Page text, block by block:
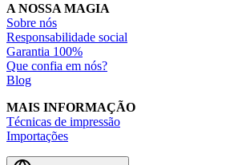
A NOSSA MAGIA
Sobre nós
Responsabilidade social
Garantia 100%
Que confia em nós?
Blog
MAIS INFORMAÇÃO
Técnicas de impressão
Importações